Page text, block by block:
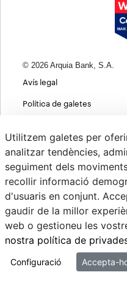
© 2026 Arquia Bank, S.A.
Avís legal
Política de galetes
Política de privacitat web
MIFID
Polítiques ASG
Psd22
Canvi de Divises
Sistema intern d'informació
Mi correo @arquiapro.com
Utilitzem galetes per
analitzar tendències,
seguiment dels
recollir informació
d'usuaris en conjunt.
gaudir de la millor
web o gestioneu les
nostra política de
Configuració Accepta-